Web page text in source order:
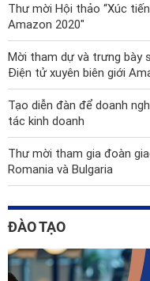
Thư mời Hội thảo “Xúc
Amazon 2020"
Mời tham dự và trưng bày
Điện tử xuyên biên giới
Tạo diễn đàn để doanh
tác kinh doanh
Thư mời tham gia đoàn
Romania và Bulgaria
ĐÀO TẠO